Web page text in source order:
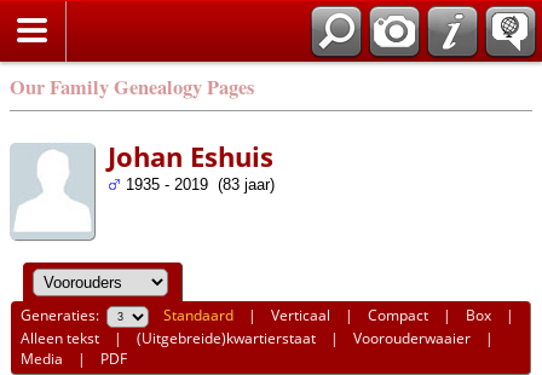
Our Family Genealogy Pages
Johan Eshuis
1935 - 2019 (83 jaar)
Generaties: Standaard |Verticaal |Compact | Box |
Alleen tekst |(Uitgebreide)kwartierstaat |Voorouderwaaier |
Media | PDF